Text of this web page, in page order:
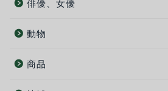
俳優、女優
動物
商品